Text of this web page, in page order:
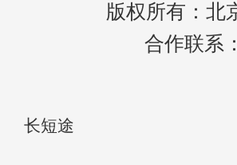
版权所有：北
合作联系
长短途